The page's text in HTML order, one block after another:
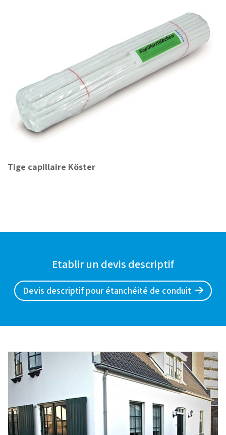
Tige capillaire Köster
Etablir un devis descriptif
Devis descriptif pour étanchéité de conduit